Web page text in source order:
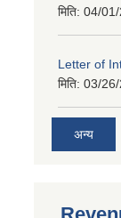
मिति: 04/
Letter of
मिति: 03/
अन्य